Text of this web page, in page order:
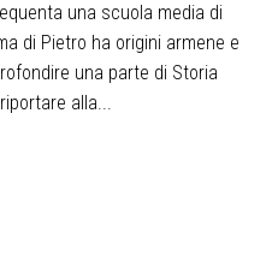
una scuola media di
di Pietro ha origini armene e
una parte di Storia
alla...